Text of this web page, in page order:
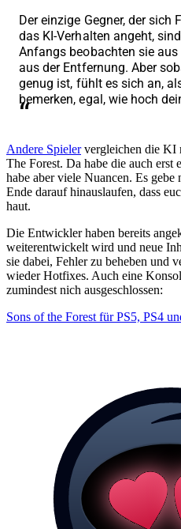
Der einzige Gegner, der
das KI-Verhalten angeht,
Anfangs beobachten sie
aus der Entfernung. Aber
genug ist, fühlt es sich an,
bemerken, egal, wie hoch
Andere Spielervergleichen die KI
The Forest. Da habe die auch erst
habe aber viele Nuancen. Es
Ende darauf hinauslaufen, dass
haut.
Die Entwickler haben bereits
weiterentwickelt wird und neue
sie dabei, Fehler zu beheben und
wieder Hotfixes. Auch eine
zumindest nich ausgeschlossen:
Sons of the Forest für PS5, PS4